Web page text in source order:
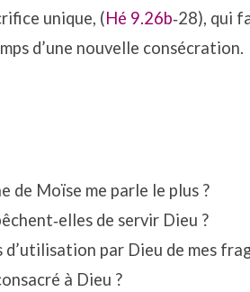
unique, (Hé 9.26b‐28), qui
d’une nouvelle consécration.
de Moïse me parle le plus ?
de servir Dieu ?
d’utilisation par Dieu de mes
à Dieu ?